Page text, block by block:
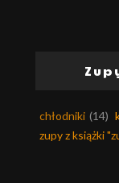
chłodniki (14)
zupy z książki